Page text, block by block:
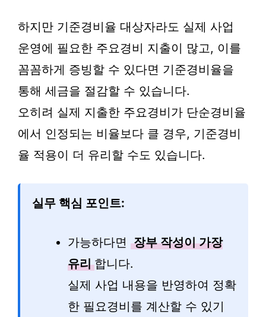
하지만 기준경비율 대상자라도 실제 사업
운영에 필요한 주요경비 지출이 많고, 이를
꼼꼼하게 증빙할 수 있다면 기준경비율을
통해 세금을 절감할 수 있습니다.
오히려 실제 지출한 주요경비가 단순경비율
에서 인정되는 비율보다 클 경우, 기준경비
율 적용이 더 유리할 수도 있습니다.
실무 핵심 포인트:
가능하다면 장부 작성이 가장
유리 합니다.
실제 사업 내용을 반영하여 정확
한 필요경비를 계산할 수 있기